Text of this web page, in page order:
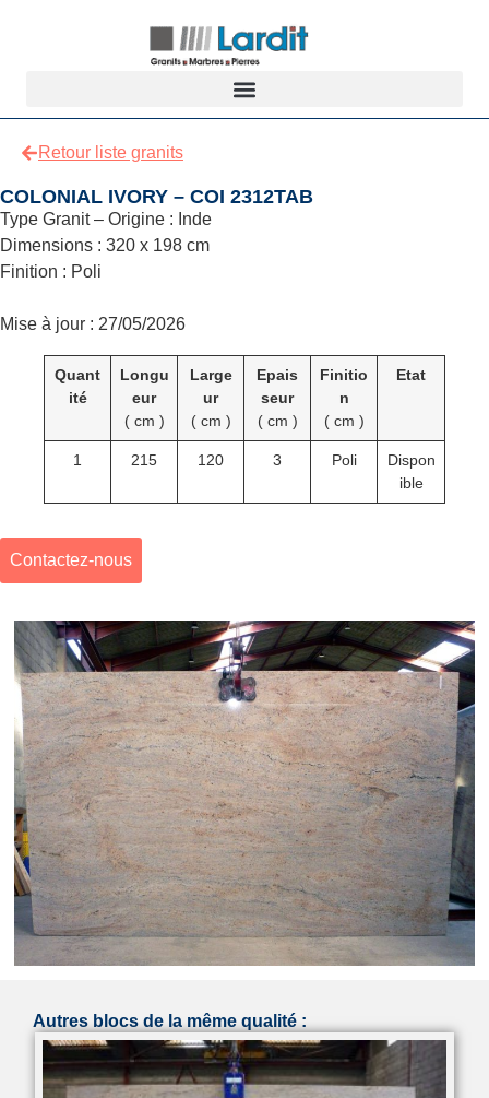
Retour liste granits
COLONIAL IVORY – COI 2312TAB
Type Granit – Origine : Inde
Dimensions : 320 x 198 cm
Finition : Poli
Mise à jour : 27/05/2026
Quant
ité
Longu
eur
( cm )
Large
ur
( cm )
Epais
seur
( cm )
Finitio
n
( cm )
Etat
1 215 120 3 Poli
Dispon
ible
Contactez-nous
Autres blocs de la même qualité :